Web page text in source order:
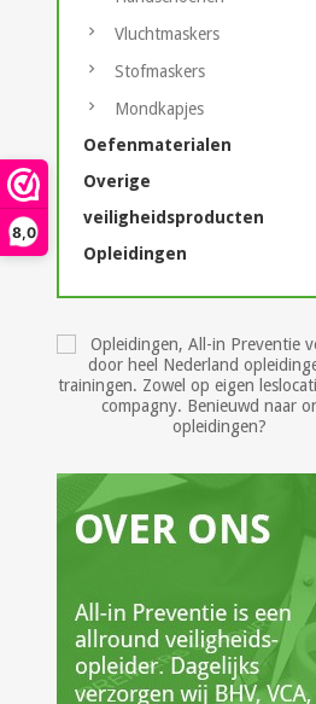
8,0
Vluchtmaskers
Stofmaskers
Mondkapjes
Oefenmaterialen
Overige
veiligheidsproducten
Opleidingen